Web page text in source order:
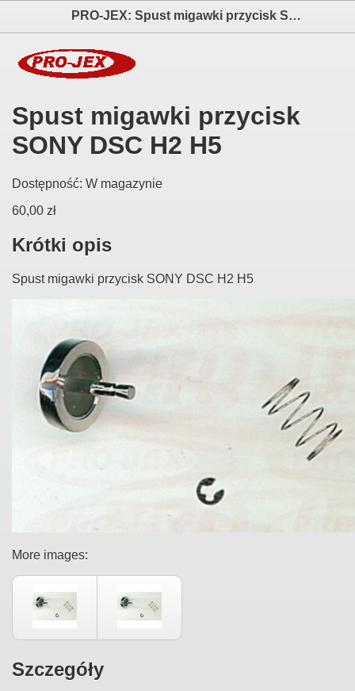
PRO-JEX: Spust migawki przycisk SONY DSC H2 H5 elektronika i akcesoria aparatów fotograficznych
Spust migawki przycisk
SONY DSC H2 H5
Dostępność: W magazynie
60,00 zł
Krótki opis
Spust migawki przycisk SONY DSC H2 H5
More images:
Szczegóły